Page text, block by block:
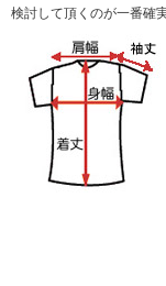
検討して頂くのが一番確